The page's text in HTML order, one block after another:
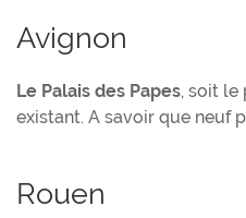
Avignon
Le Palais des Papes, soit le
existant. A savoir que neuf
Rouen